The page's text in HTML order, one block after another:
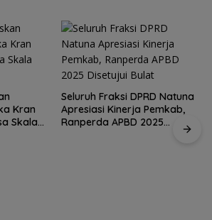
Kran
Skala
Seluruh Fraksi DPRD Natuna
Apresiasi Kinerja Pemkab,
Ranperda APBD 2025